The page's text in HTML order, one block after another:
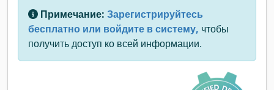
Примечание: Зарегистрируйтесь
бесплатно или войдите в систему, чтобы
получить доступ ко всей информации.